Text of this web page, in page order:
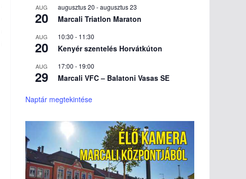
AUG
20
augusztus 20 -augusztus 23
Marcali Triatlon Maraton
AUG
20
10:30 - 11:30
Kenyér szentelés Horvátkúton
AUG
29
17:00 - 19:00
Marcali VFC – Balatoni Vasas SE
Naptár megtekintése